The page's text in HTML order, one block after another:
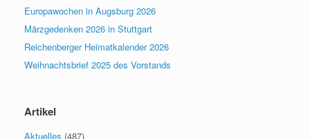
Europawochen in Augsburg 2026
Märzgedenken 2026 in Stuttgart
Reichenberger Heimatkalender 2026
Weihnachtsbrief 2025 des Vorstands
Artikel
Aktuelles (487)